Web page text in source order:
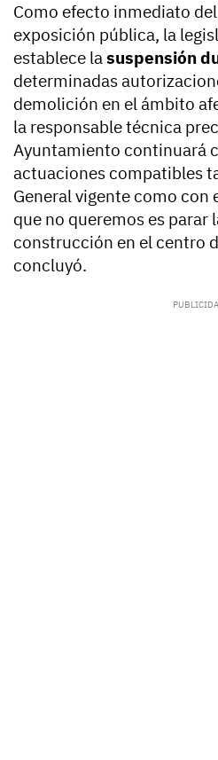
Como efecto inmediato
exposición pública, la
establece lasuspensión
determinadas
demolición en el ámbito
la responsable técnica
Ayuntamiento continuará
actuaciones compatibles
General vigente como con
que no queremos es parar
construcción en el centro
concluyó.